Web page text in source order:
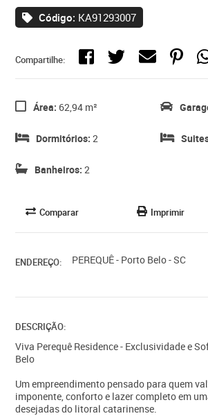
Código: KA91293007
Compartilhe:
Área: 62,94 m²
Dormitórios: 2
Banheiros: 2
Comparar Imprimir
ENDEREÇO: PEREQUÊ - Porto Belo - SC
DESCRIÇÃO:
Viva Perequê Residence - Exclusividade e
Belo
Um empreendimento pensado para quem
imponente, conforto e lazer completo em
desejadas do litoral catarinense.